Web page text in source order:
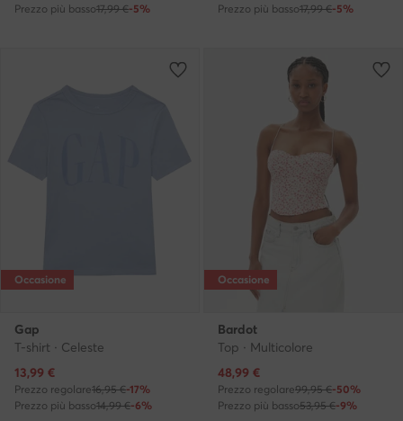
Prezzo più basso17,99 €-5%
Prezzo più basso17,99 €-5%
Occasione
Gap
T-shirt · Celeste
Prezzo attuale
13,99 €
Prezzo regolare16,95 €-17%
Prezzo più basso14,99 €-6%
Occasione
Bardot
Top · Multicolore
Prezzo attuale
48,99 €
Prezzo regolare99,95 €-50%
Prezzo più basso53,95 €-9%